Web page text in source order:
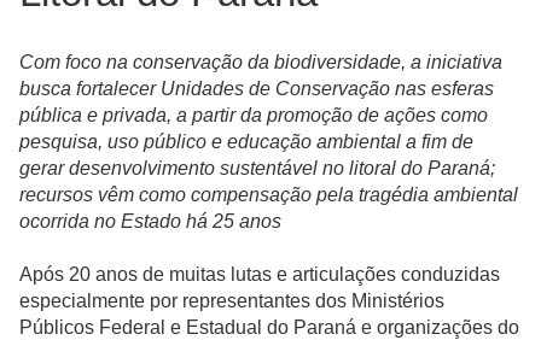
Com foco na conservação da biodiversidade, a iniciativa
busca fortalecer Unidades de Conservação nas esferas
pública e privada, a partir da promoção de ações como
pesquisa, uso público e educação ambiental a fim de
gerar desenvolvimento sustentável no litoral do Paraná;
recursos vêm como compensação pela tragédia ambiental
ocorrida no Estado há 25 anos
Após 20 anos de muitas lutas e articulações conduzidas
especialmente por representantes dos Ministérios
Públicos Federal e Estadual do Paraná e organizações do